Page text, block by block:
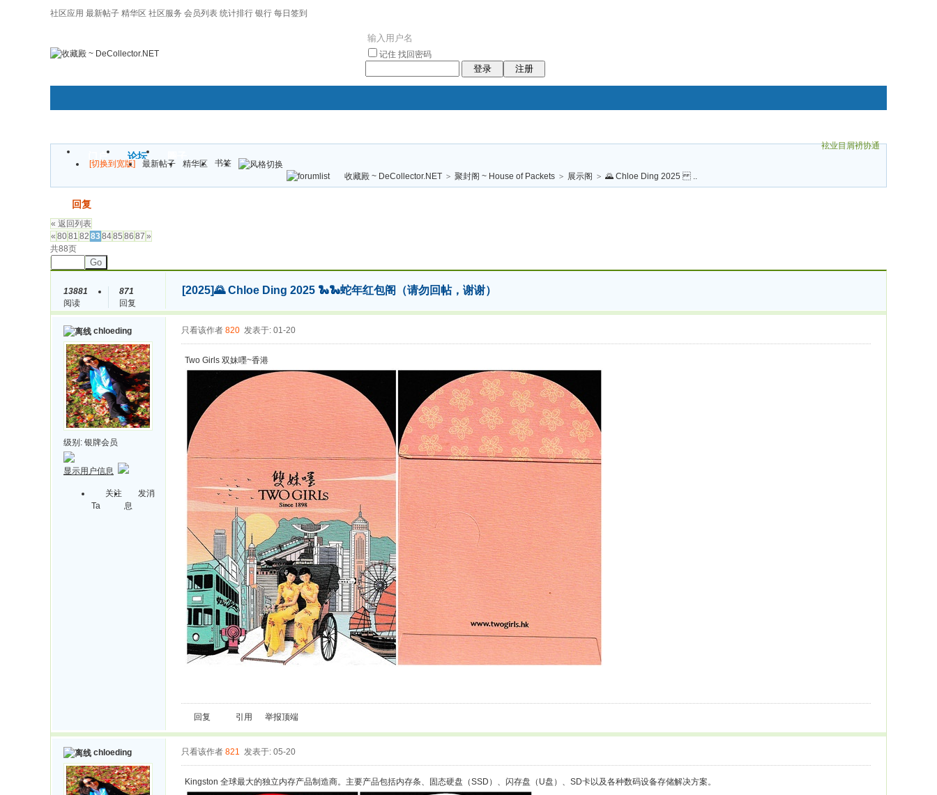
社区应用 最新帖子 精华区 社区服务 会员列表 统计排行 银行 每日签到
记住 找回密码
登录 注册
袨业目屑袇协通
门户 论坛
褔
袠袠袥眩褦
[切换到宽版] 最新帖子 精华区
书签
收藏殿 ~ DeCollector.NET > 聚封阁 ~ House of Packets > 展示阁 > 🌄 Chloe Ding 2025 ..
回复
« 返回列表
« 8081 82 838485 86 87 »
共88页
Go
13881
阅读
871
回复
[2025]🌄 Chloe Ding 2025 🐍🐍蛇年红包阁（请勿回帖，谢谢）
chloeding
级别: 银牌会员
显示用户信息
关注
Ta
发消
息
只看该作者 820 发表于: 01-20
Two Girls 双妹嚜~香港
回复 引用 举报顶端
chloeding 只看该作者 821 发表于: 05-20
Kingston 全球最大的独立内存产品制造商。主要产品包括内存条、固态硬盘（SSD）、闪存盘（U盘）、SD卡以及各种数码设备存储解决方案。